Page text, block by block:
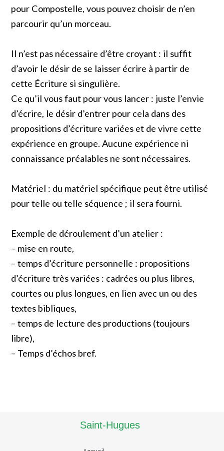
pour Compostelle, vous pouvez choisir de n’en
parcourir qu’un morceau.
Il n’est pas nécessaire d’être croyant : il suffit
d’avoir le désir de se laisser écrire à partir de
cette Écriture si singulière.
Ce qu’il vous faut pour vous lancer : juste l’envie
d’écrire, le désir d’entrer pour cela dans des
propositions d’écriture variées et de vivre cette
expérience en groupe. Aucune expérience ni
connaissance préalables ne sont nécessaires.
Matériel : du matériel spécifique peut être utilisé
pour telle ou telle séquence ; il sera fourni.
Exemple de déroulement d’un atelier :
– mise en route,
– temps d’écriture personnelle : propositions
d’écriture très variées : cadrées ou plus libres,
courtes ou plus longues, en lien avec un ou des
textes bibliques,
– temps de lecture des productions (toujours
libre),
– Temps d’échos bref.
Saint-Hugues